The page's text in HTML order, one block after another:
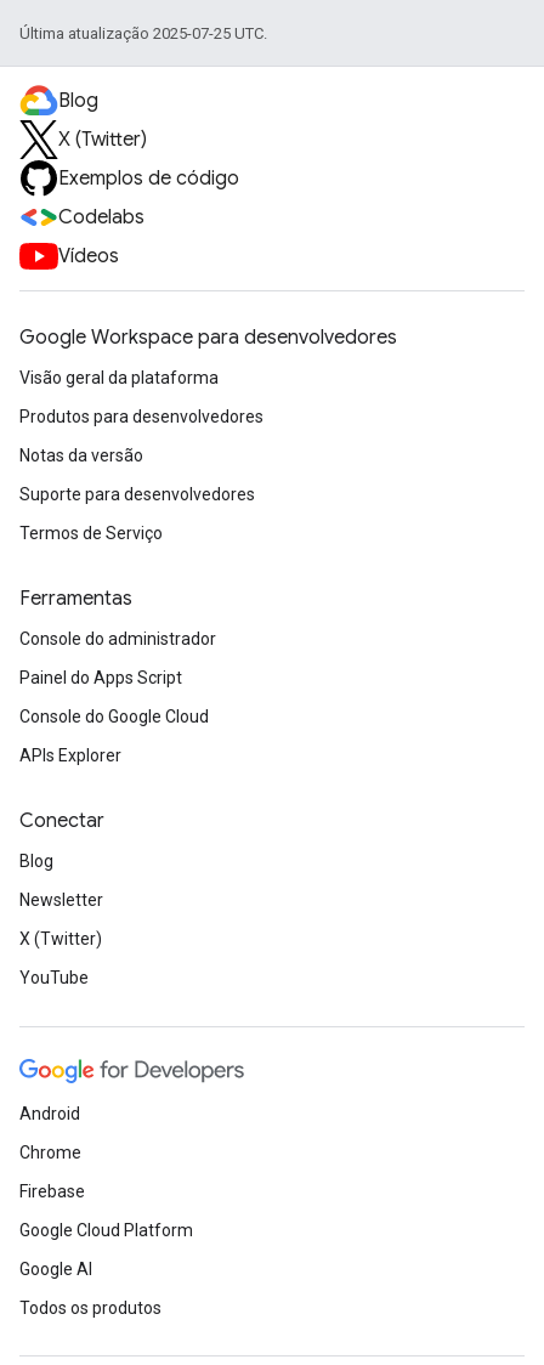
Última atualização 2025-07-25 UTC.
Blog
X (Twitter)
Exemplos de código
Codelabs
Vídeos
Google Workspace para desenvolvedores
Visão geral da plataforma
Produtos para desenvolvedores
Notas da versão
Suporte para desenvolvedores
Termos de Serviço
Ferramentas
Console do administrador
Painel do Apps Script
Console do Google Cloud
APIs Explorer
Conectar
Blog
Newsletter
X (Twitter)
YouTube
Android
Chrome
Firebase
Google Cloud Platform
Google AI
Todos os produtos